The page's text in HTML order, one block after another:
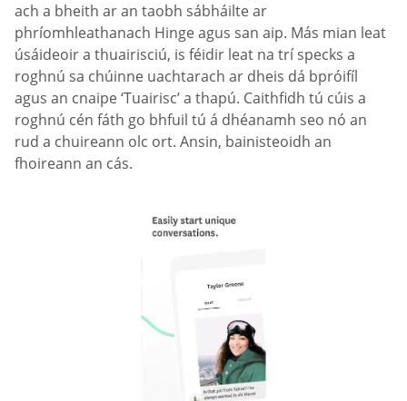
ach a bheith ar an taobh sábháilte ar
phríomhleathanach Hinge agus san aip. Más mian leat
úsáideoir a thuairisciú, is féidir leat na trí specks a
roghnú sa chúinne uachtarach ar dheis dá bpróifíl
agus an cnaipe ‘Tuairisc’ a thapú. Caithfidh tú cúis a
roghnú cén fáth go bhfuil tú á dhéanamh seo nó an
rud a chuireann olc ort. Ansin, bainisteoidh an
fhoireann an cás.